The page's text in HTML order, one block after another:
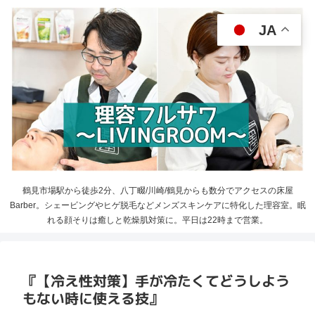
鶴見市場駅から徒歩2分、八丁畷/川崎/鶴見からも数分でアクセスの床屋
Barber。シェービングやヒゲ脱毛などメンズスキンケアに特化した理容室。眠
れる顔そりは癒しと乾燥肌対策に。平日は22時まで営業。
『【冷え性対策】手が冷たくてどうしよう
もない時に使える技』
JA